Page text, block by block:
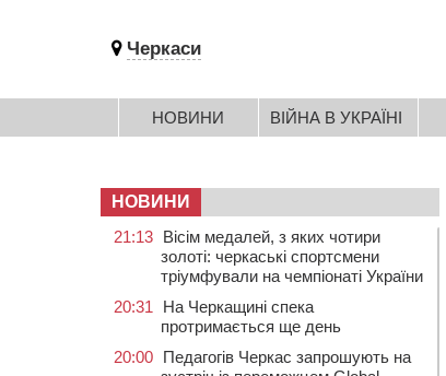
Черкаси
НОВИНИ ВІЙНА В УКРАЇНІ
НОВИНИ
21:13 Вісім медалей, з яких чотири
золоті: черкаські спортсмени
тріумфували на чемпіонаті України
20:31
На Черкащині спека
протримається ще день
20:00 Педагогів Черкас запрошують на